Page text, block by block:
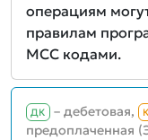
операциям
правилам
MCC кодами.
ДК – дебетовая,
предоплаченная